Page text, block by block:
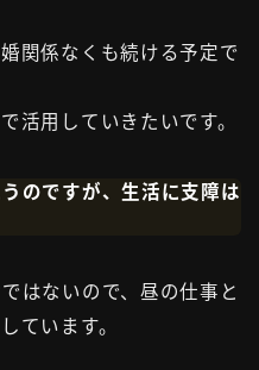
関係なくも続ける予定で
活用していきたいです。
のですが、生活に支障は
はないので、昼の仕事と
ています。